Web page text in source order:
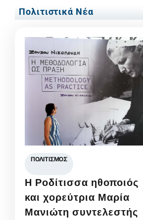
Πολιτιστικά Νέα
ΠΟΛΙΤΙΣΜΌΣ
Η Ροδίτισσα ηθοποιός
και χορεύτρια Μαρία
Μανιώτη συντελεστής